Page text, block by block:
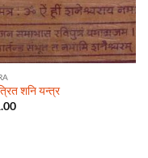
शनि यन्त्र